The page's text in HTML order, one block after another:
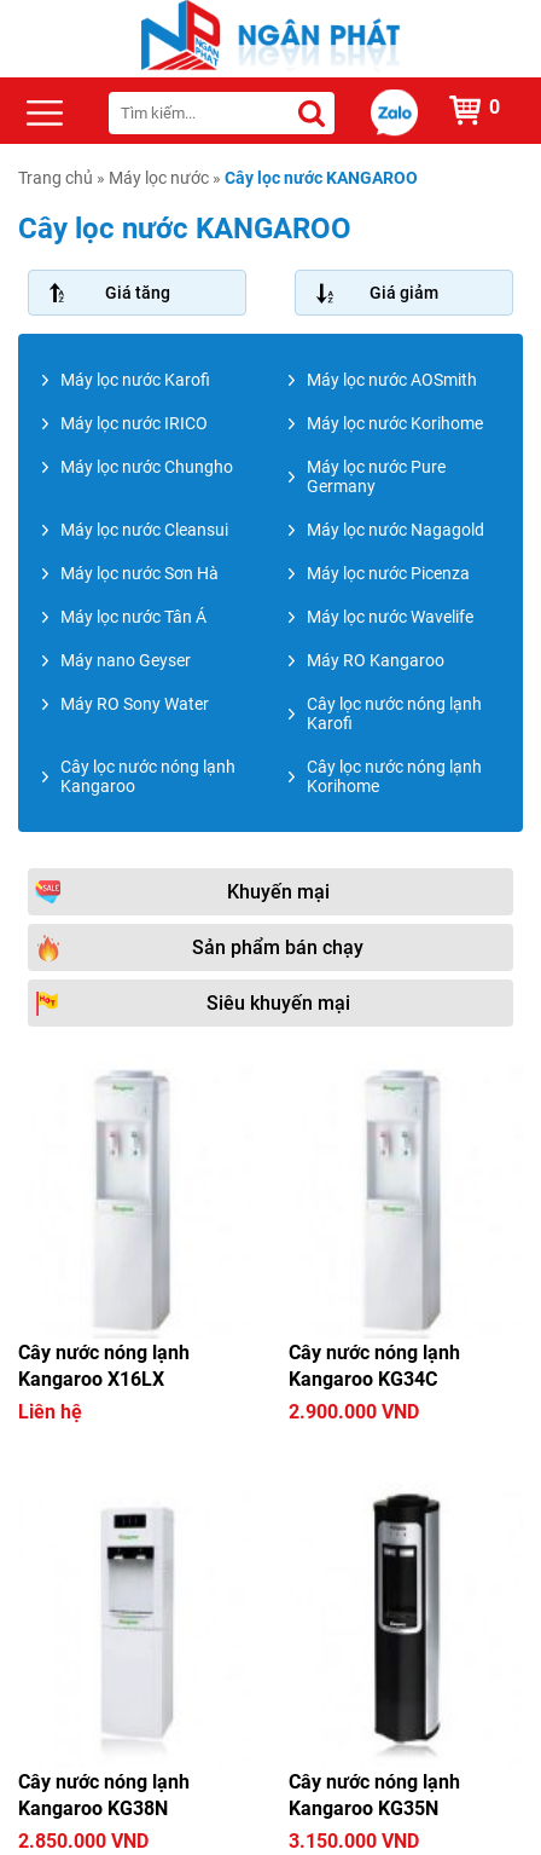
0
Trang chủ » Máy lọc nước » Cây lọc nước KANGAROO
Cây lọc nước KANGAROO
Giá tăng Giá giảm
Máy lọc nước Karofi Máy lọc nước AOSmith
Máy lọc nước IRICO Máy lọc nước Korihome
Máy lọc nước Chungho
Máy lọc nước Pure
Germany
Máy lọc nước Cleansui Máy lọc nước Nagagold
Máy lọc nước Sơn Hà Máy lọc nước Picenza
Máy lọc nước Tân Á Máy lọc nước Wavelife
Máy nano Geyser Máy RO Kangaroo
Máy RO Sony Water
Cây lọc nước nóng lạnh
Karofi
Cây lọc nước nóng lạnh
Kangaroo
Cây lọc nước nóng lạnh
Korihome
Khuyến mại
Sản phẩm bán chạy
Siêu khuyến mại
Cây nước nóng lạnh
Kangaroo X16LX
Liên hệ
Cây nước nóng lạnh
Kangaroo KG34C
2.900.000 VND
Cây nước nóng lạnh
Kangaroo KG38N
2.850.000 VND
Cây nước nóng lạnh
Kangaroo KG35N
3.150.000 VND